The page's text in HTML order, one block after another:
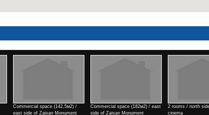
Commercial space (182м2) / east
side of Zaisan Monument
2 rooms / north side of Tengis
cinema
Commercial space
side of Zaisan